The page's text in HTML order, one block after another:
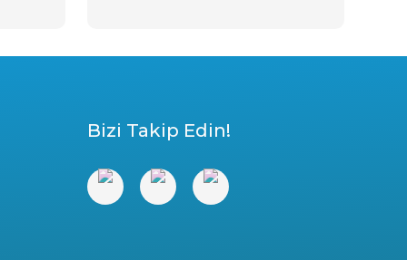
Bizi Takip Edin!